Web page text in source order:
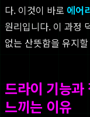
다. 이것이 바로 에어
원리입니다. 이 과정
없는 산뜻함을 유지
드라이 기능
느끼는 이유